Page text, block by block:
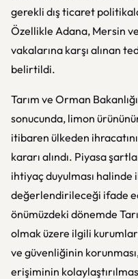
gerekli dış ticaret
Özellikle Adana, Mersin
vakalarına karşı alınan
belirtildi.
Tarım ve Orman
sonucunda, limon
itibaren ülkeden
kararı alındı. Piyasa
ihtiyaç duyulması
değerlendirileceği ifade
önümüzdeki dönemde
olmak üzere ilgili
ve güvenliğinin
erişiminin